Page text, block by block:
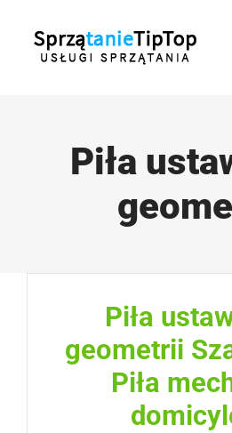
Piła
Piła
geometrii
Piła